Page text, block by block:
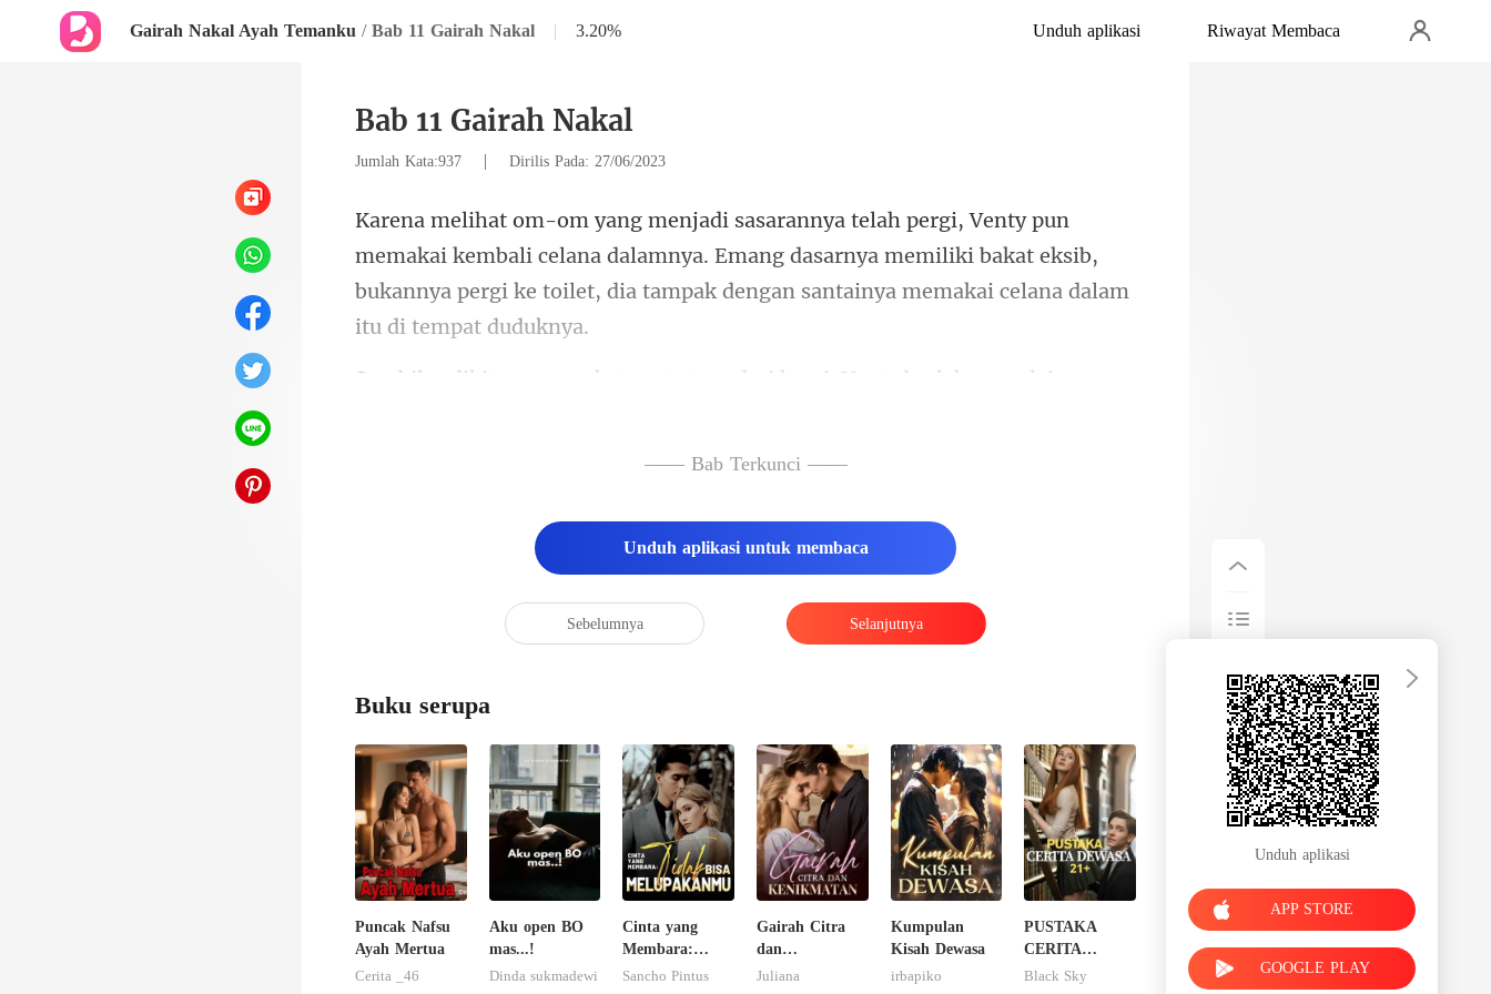
Gairah Nakal Ayah Temanku / Bab 11 Gairah Nakal | 3.20% Unduh aplikasi Riwayat Membaca
Bab 11 Gairah Nakal
Jumlah Kata:937 | Dirilis Pada: 27/06/2023
bali celana dalamnya. Emang dasarnya memiliki bakat eksib,
bukannya pergi ke to
ari kursi, Venty berlahan mulai
—— Bab Terkunci ——
Unduh aplikasi untuk membaca
Sebelumnya Selanjutnya
Buku serupa
Puncak Nafsu
Ayah Mertua
Cerita _46
Aku open BO
mas...!
Dinda sukmadewi
Cinta yang
Membara:
Tidak Bisa
Sancho Pintus
Gairah Citra
dan
Kenikmatan
Juliana
Kumpulan
Kisah Dewasa
irbapiko
PUSTAKA
CERITA
DEWASA 21+
Black Sky
Unduh aplikasi
APP STORE
GOOGLE PLAY